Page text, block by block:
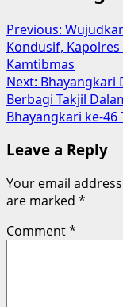
Previous:
Kondusif,
Kamtibmas
Next: Bhayangkari
Berbagi Takjil
Bhayangkari ke-46
Leave a Reply
Your email
are marked *
Comment*